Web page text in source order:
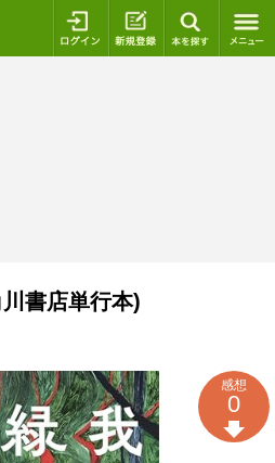
ログイン 新規登録
書店単行本)
感想
0